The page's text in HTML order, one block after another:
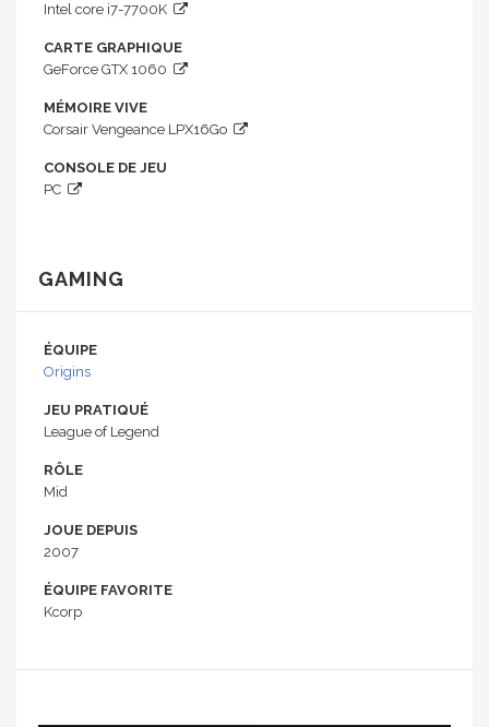
Intel core i7-7700K
CARTE GRAPHIQUE
GeForce GTX 1060
MÉMOIRE VIVE
Corsair Vengeance LPX16Go
CONSOLE DE JEU
PC
GAMING
ÉQUIPE
Origins
JEU PRATIQUÉ
League of Legend
RÔLE
Mid
JOUE DEPUIS
2007
ÉQUIPE FAVORITE
Kcorp